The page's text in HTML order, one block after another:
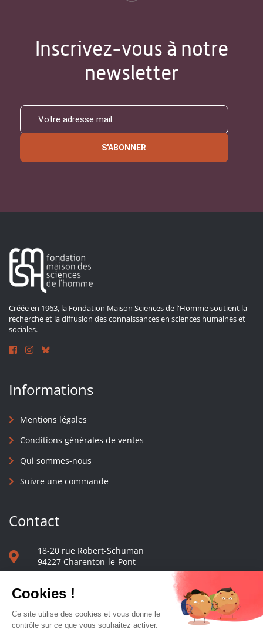
Inscrivez-vous à notre
newsletter
S'ABONNER
Créée en 1963, la Fondation Maison Sciences de l'Homme soutient la
recherche et la diffusion des connaissances en sciences humaines et
sociales.
Informations
Mentions légales
Conditions générales de ventes
Qui sommes-nous
Suivre une commande
Contact
18-20 rue Robert-Schuman
94227 Charenton-le-Pont